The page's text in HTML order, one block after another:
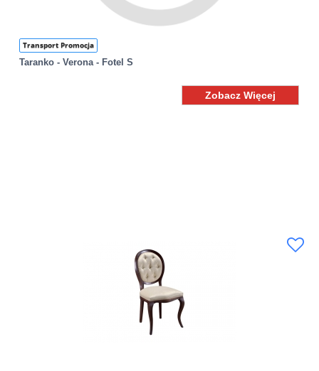
Transport Promocja
Taranko - Verona - Fotel S
Zobacz Więcej